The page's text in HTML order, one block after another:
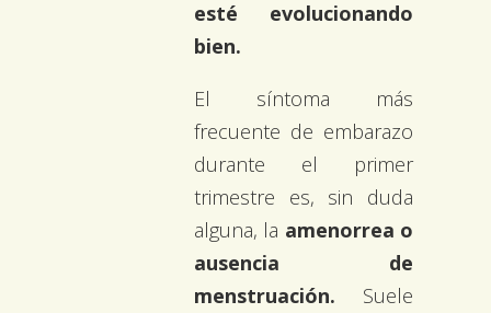
esté evolucionando
bien.
El síntoma más
frecuente de embarazo
durante el primer
trimestre es, sin duda
alguna, la amenorrea o
ausencia de
menstruación. Suele